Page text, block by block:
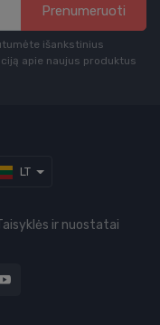
Prenumeruoti
išankstinius
apie naujus produktus
LT
ir nuostatai